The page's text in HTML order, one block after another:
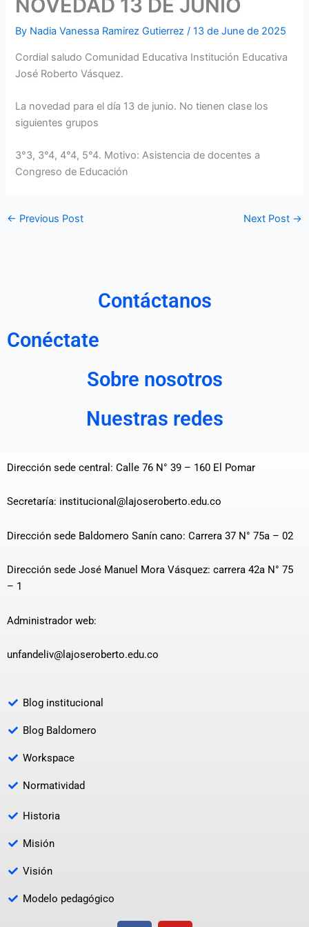
NOVEDAD 13 DE JUNIO
By Nadia Vanessa Ramirez Gutierrez/13 de June de 2025
Cordial saludo Comunidad Educativa Institución Educativa
José Roberto Vásquez.
La novedad para el día 13 de junio. No tienen clase los
siguientes grupos
3°3, 3°4, 4°4, 5°4. Motivo: Asistencia de docentes a
Congreso de Educación
← Previous Post Next Post →
Contáctanos
Conéctate
Sobre nosotros
Nuestras redes
Dirección sede central: Calle 76 N° 39 – 160 El Pomar
Secretaría: institucional@lajoseroberto.edu.co
Dirección sede Baldomero Sanín cano: Carrera 37 N° 75a – 02
Dirección sede José Manuel Mora Vásquez: carrera 42a N° 75
– 1
Administrador web:
unfandeliv@lajoseroberto.edu.co
Blog institucional
Blog Baldomero
Workspace
Normatividad
Historia
Misión
Visión
Modelo pedagógico